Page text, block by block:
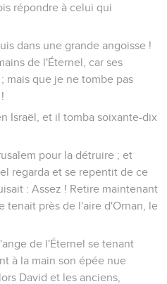
répondre à celui qui
dans une grande angoisse !
de l'Éternel, car ses
mais que je ne tombe pas
Israël, et il tomba soixante-dix
pour la détruire ; et
regarda et se repentit de ce
: Assez ! Retire maintenant
tenait près de l'aire d'Ornan, le
de l'Éternel se tenant
à la main son épée nue
David et les anciens,